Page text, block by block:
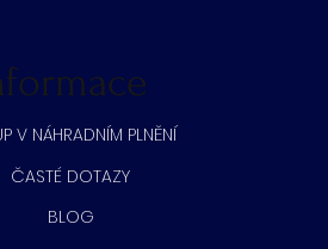
V NÁHRADNÍM PLNĚNÍ
ČASTÉ DOTAZY
BLOG